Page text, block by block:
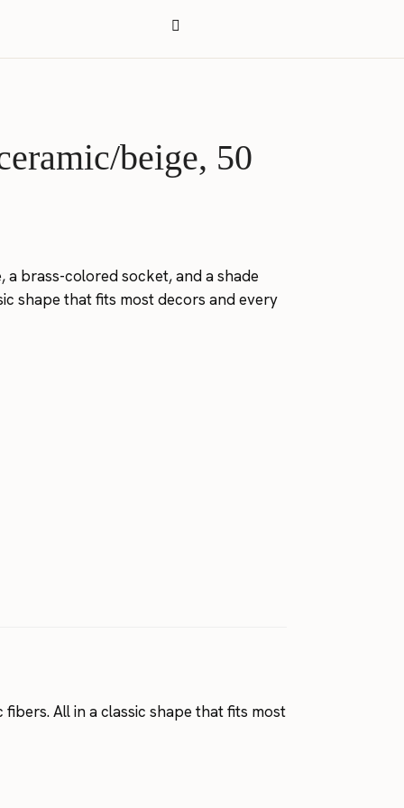
beige, 50
a brass-colored socket, and a shade
shape that fits most decors and every
All in a classic shape that fits most